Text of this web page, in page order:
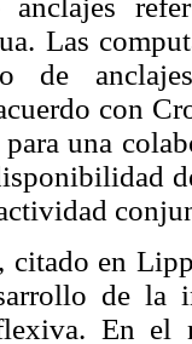
anclajes
Las
de
con
para una
citado en
de la
En